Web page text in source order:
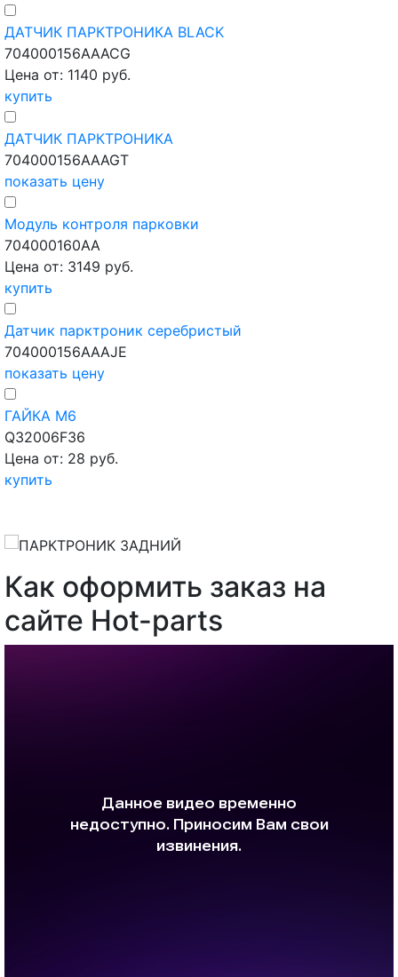
ДАТЧИК ПАРКТРОНИКА BLACK
704000156AAACG
Цена от: 1140 руб.
купить
ДАТЧИК ПАРКТРОНИКА
704000156AAAGT
показать цену
Модуль контроля парковки
704000160AA
Цена от: 3149 руб.
купить
Датчик парктроник серебристый
704000156AAAJE
показать цену
ГАЙКА М6
Q32006F36
Цена от: 28 руб.
купить
Как оформить заказ на
сайте Hot-parts